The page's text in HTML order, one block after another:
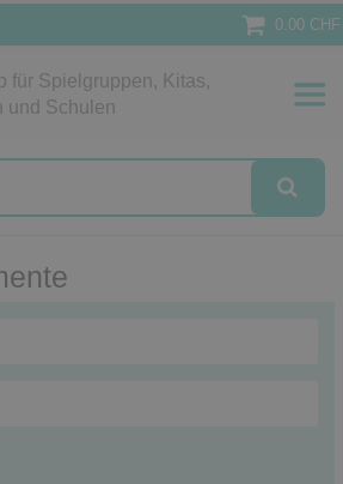
0.00 CHF
für Spielgruppen, Kitas,
und Schulen